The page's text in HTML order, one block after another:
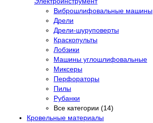
Виброшлифовальные машины
Дрели
Дрели-шуруповерты
Краскопульты
Лобзики
Машины углошлифовальные
Миксеры
Перфораторы
Пилы
Рубанки
Все категории (14)
Кровельные материалы